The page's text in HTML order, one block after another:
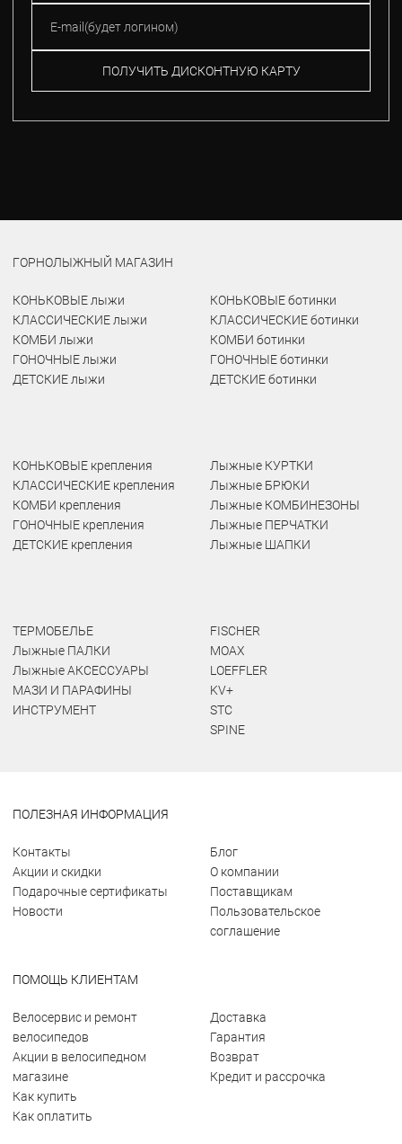
ПОЛУЧИТЬ ДИСКОНТНУЮ КАРТУ
ГОРНОЛЫЖНЫЙ МАГАЗИН
КОНЬКОВЫЕ лыжи
КЛАССИЧЕСКИЕ лыжи
КОМБИ лыжи
ГОНОЧНЫЕ лыжи
ДЕТСКИЕ лыжи
КОНЬКОВЫЕ ботинки
КЛАССИЧЕСКИЕ ботинки
КОМБИ ботинки
ГОНОЧНЫЕ ботинки
ДЕТСКИЕ ботинки
КОНЬКОВЫЕ крепления
КЛАССИЧЕСКИЕ крепления
КОМБИ крепления
ГОНОЧНЫЕ крепления
ДЕТСКИЕ крепления
Лыжные КУРТКИ
Лыжные БРЮКИ
Лыжные КОМБИНЕЗОНЫ
Лыжные ПЕРЧАТКИ
Лыжные ШАПКИ
ТЕРМОБЕЛЬЕ
Лыжные ПАЛКИ
Лыжные АКСЕССУАРЫ
МАЗИ И ПАРАФИНЫ
ИНСТРУМЕНТ
FISCHER
MOAX
LOEFFLER
KV+
STC
SPINE
ПОЛЕЗНАЯ ИНФОРМАЦИЯ
Контакты
Акции и скидки
Подарочные сертификаты
Новости
Блог
О компании
Поставщикам
Пользовательское
соглашение
ПОМОЩЬ КЛИЕНТАМ
Велосервис и ремонт
велосипедов
Акции в велосипедном
магазине
Как купить
Как оплатить
Доставка
Гарантия
Возврат
Кредит и рассрочка